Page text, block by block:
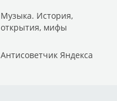
Музыка. История,
открытия, мифы
Антисоветчик Яндекса